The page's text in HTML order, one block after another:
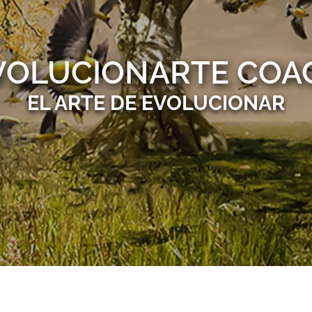
EL ARTE DE EVOLUCIONAR